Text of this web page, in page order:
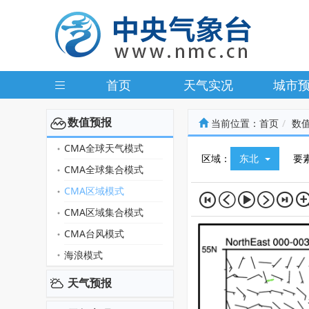
首页 天气实况 城市
数值预报
CMA全球天气模式
CMA全球集合模式
CMA区域模式
CMA区域集合模式
CMA台风模式
海浪模式
天气预报
当前位置： 首页 数
区域： 东北 要